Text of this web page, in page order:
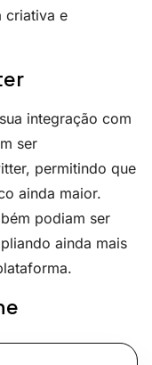
criativa e
integração com
ser
permitindo que
ainda maior.
podiam ser
ainda mais